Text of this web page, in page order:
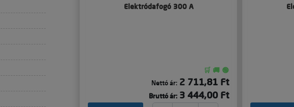
Elektródafogó 300 A
🛒 🚚 🟢
Nettó ár: 2 711,81 Ft
Bruttó ár: 3 444,00 Ft